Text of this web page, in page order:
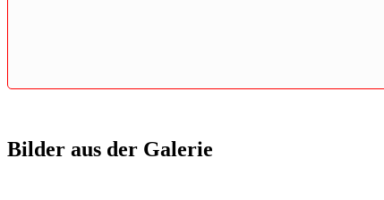
Bilder aus der Galerie